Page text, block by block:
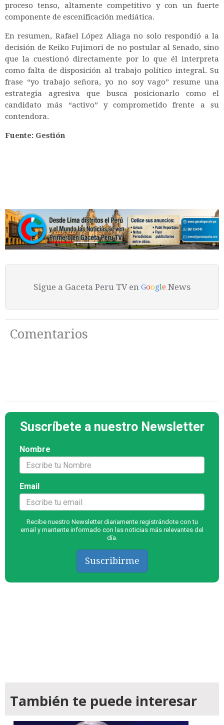
proceso tenso, altamente competitivo y con un fuerte
componente de escenificación mediática.
En resumen, Rafael López Aliaga no solo respondió a la
decisión de Keiko Fujimori de no postular al Senado, sino
que la cuestionó directamente por lo que él interpreta
como falta de disposición al trabajo político integral. Su
frase “yo trabajo señora, yo no soy vago” resume una
estrategia agresiva que busca posicionarlo como el
candidato más “activo” y comprometido frente a su
contendora.
Fuente: Gestión
Sigue a Gaceta Peru TV en Google News
Comentarios
Suscríbete a nuestro Newsletter
Nombre
Email
Recibe nuestro Newsletter diariamente registrándote con tu
email y mantente informado con las noticias más relevantes del
día.
Suscribirme
También te puede interesar